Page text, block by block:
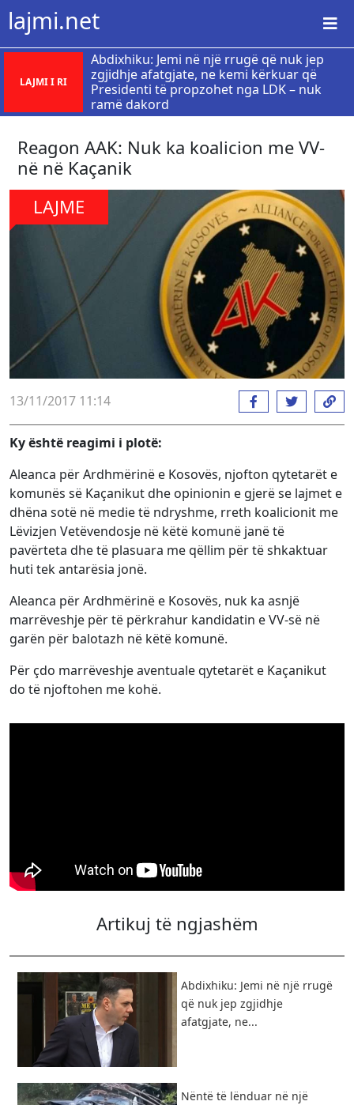
lajmi.net
LAJMI I RI
Abdixhiku: Jemi në një rrugë që nuk jep
zgjidhje afatgjate, ne kemi kërkuar që
Presidenti të propzohet nga LDK – nuk
ramë dakord
Reagon AAK: Nuk ka koalicion me VV-
në në Kaçanik
LAJME
13/11/2017 11:14
Ky është reagimi i plotë:
Aleanca për Ardhmërinë e Kosovës, njofton qytetarët e
komunës së Kaçanikut dhe opinionin e gjerë se lajmet e
dhëna sotë në medie të ndryshme, rreth koalicionit me
Lëvizjen Vetëvendosje në këtë komunë janë të
pavërteta dhe të plasuara me qëllim për të shkaktuar
huti tek antarësia jonë.
Aleanca për Ardhmërinë e Kosovës, nuk ka asnjë
marrëveshje për të përkrahur kandidatin e VV-së në
garën për balotazh në këtë komunë.
Për çdo marrëveshje aventuale qytetarët e Kaçanikut
do të njoftohen me kohë.
Artikuj të ngjashëm
Abdixhiku: Jemi në një rrugë
që nuk jep zgjidhje
afatgjate, ne...
Nëntë të lënduar në një